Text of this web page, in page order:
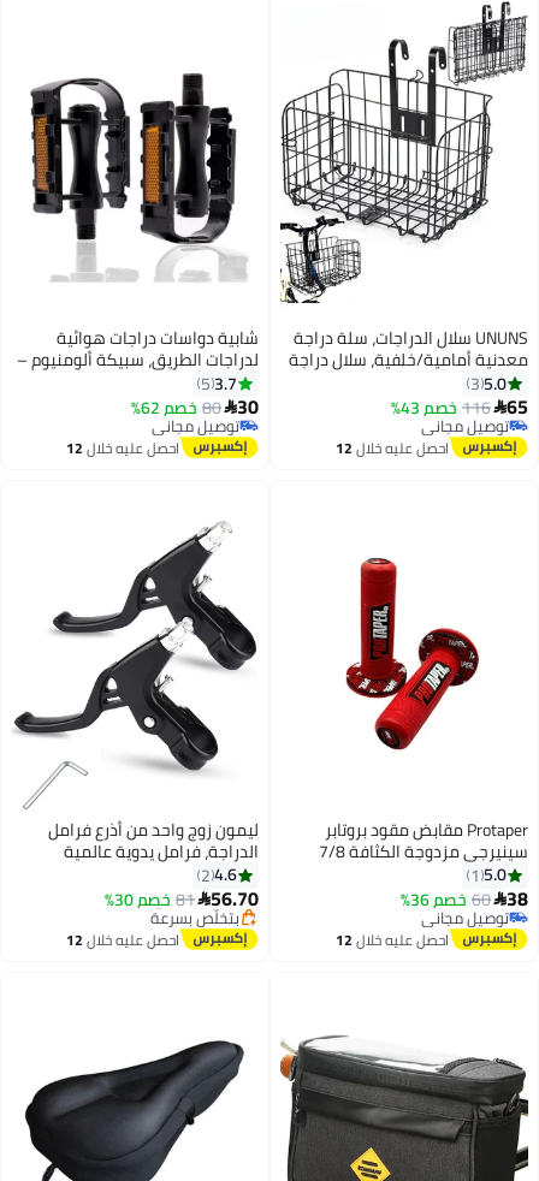
UNUNS سلال الدراجات، سلة دراجة
معدنية أمامية/خلفية، سلال دراجة
قابلة للطي للمراهقين، سلة تخزين
قابلة للفك تناسب معظم الدراجات،
دراجة شاطئية، دراجة ثابتة، دراجة
كهربائية، دراجة طريق، سوداء
5.0
3
65
116 خصم 43%
توصيل مجاني
توصيل مجانياحصل عليه خلال12
شابية دواسات دراجات هوائية
لدراجات الطريق، سبيكة ألومنيوم –
زوج بمحور محكم الغلق، أسود
3.7
5
30
80 خصم 62%
توصيل مجاني
توصيل مجانياحصل عليه خلال12
Protaper مقابض مقود بروتابر
سينيرجي مزدوجة الكثافة 7/8
بوصة – لون أحمر للدراجات النارية
والموتوكروس
5.0
1
38
60 خصم 36%
توصيل مجاني
توصيل مجانياحصل عليه خلال12
ليمون زوج واحد من أذرع فرامل
الدراجة، فرامل يدوية عالمية
مصنوعة من سبائك الألومنيوم
سم (أسود)
4.6
2
56.70
81 خصم 30%
أقل سعر في 7 يوم
توصيل مجاني
بتخلّص بسرعة
احصل عليه خلال12